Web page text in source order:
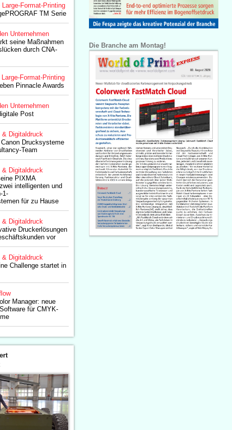
Large-Format-Printing
TM Serie
Unternehmen
seine Maßnahmen
durch CNA-
Large-Format-Printing
Pinnacle Awards
Unternehmen
Post
& Digitaldruck
Drucksysteme
Team
& Digitaldruck
PIXMA
intelligenten und
1-
für zu Hause
& Digitaldruck
Druckerlösungen
vor
& Digitaldruck
Challenge startet in
Manager: neue
für CMYK-
Die Branche am Montag!